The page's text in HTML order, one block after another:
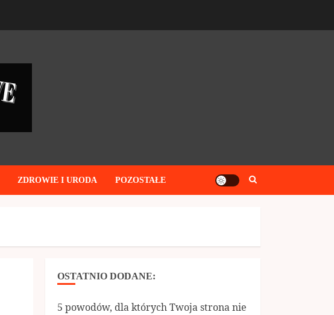
ZDROWIE I URODA POZOSTAŁE
OSTATNIO DODANE:
5 powodów, dla których Twoja strona nie